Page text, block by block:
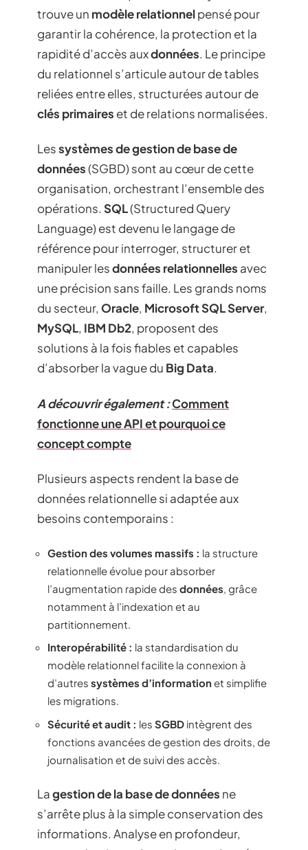
trouve un modèle relationnelpensé pour
garantir la cohérence, la protection et la
rapidité d’accès auxdonnées. Le principe
du relationnel s’articule autour de tables
reliées entre elles, structurées autour de
clés primaires et de relations normalisées.
Lessystèmes de gestion de base de
données(SGBD) sont au cœur de cette
organisation, orchestrant l’ensemble des
opérations. SQL(Structured Query
Language) est devenu le langage de
référence pour interroger, structurer et
manipuler lesdonnées relationnelles avec
une précision sans faille. Les grands noms
du secteur, Oracle, Microsoft SQL Server,
MySQL, IBM Db2, proposent des
solutions à la fois fiables et capables
d’absorber la vague du Big Data.
A découvrir également :Comment
fonctionne une API et pourquoi ce
concept compte
Plusieurs aspects rendent la base de
données relationnelle si adaptée aux
besoins contemporains :
Gestion des volumes massifs : la structure
relationnelle évolue pour absorber
l’augmentation rapide des données , grâce
notamment à l’indexation et au
partitionnement.
Interopérabilité : la standardisation du
modèle relationnel facilite la connexion à
d’autres systèmes d’informationet simplifie
les migrations.
Sécurité et audit : les SGBD intègrent des
fonctions avancées de gestion des droits, de
journalisation et de suivi des accès.
Lagestion de la base de données ne
s’arrête plus à la simple conservation des
informations. Analyse en profondeur,